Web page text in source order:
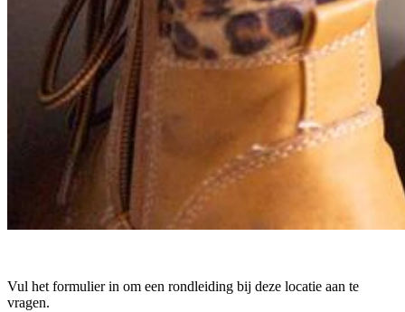
Vul het formulier in om een rondleiding bij deze locatie aan te
vragen.